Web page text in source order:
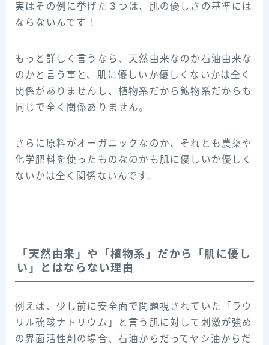
実はその例に挙げた３つは、肌の優しさの基準には
ならないんです！
もっと詳しく言うなら、天然由来なのか石油由来な
のかと言う事と、肌に優しいか優しくないかは全く
関係がありませんし、植物系だから鉱物系だからも
同じで全く関係ありません。
さらに原料がオーガニックなのか、それとも農薬や
化学肥料を使ったものなのかも肌に優しいか優しく
ないかは全く関係ないんです。
「天然由来」や「植物系」だから「肌に優し
い」とはならない理由
例えば、少し前に安全面で問題視されていた「ラウ
リル硫酸ナトリウム」と言う肌に対して刺激が強め
の界面活性剤の場合、石油からだってヤシ油からだ